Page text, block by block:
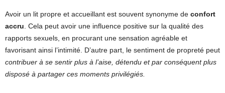
Avoir un lit propre et accueillant est souvent synonyme de confort
accru . Cela peut avoir une influence positive sur la qualité des
rapports sexuels, en procurant une sensation agréable et
favorisant ainsi l’intimité. D’autre part, le sentiment de propreté peut
contribuer à se sentir plus à l’aise, détendu et par conséquent plus
disposé à partager ces moments privilégiés.